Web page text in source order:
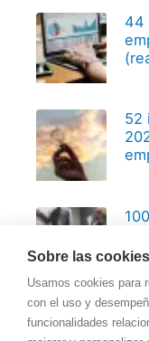
44
52
Sobre las
Usamos cookies para
con el uso y
funcionalidades